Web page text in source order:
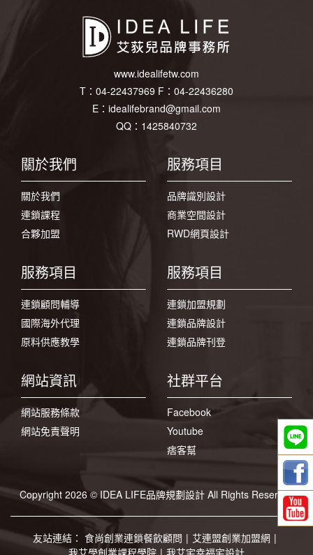
www.idealifetw.com
T： 04-22437969 F： 04-22436280
E： idealifebrand@gmail.com
QQ：1425840732
關於我們
關於我們
連鎖課程
合夥加盟
服務項目
品牌識別設計
商業空間設計
RWD網頁設計
服務項目
連鎖顧問輔導
國際海外代理
原料供應教學
服務項目
連鎖加盟規劃
連鎖品牌設計
連鎖品牌刊登
網站資訊
網站服務條款
網站免責聲明
社群平台
Facebook
Youtube
痞客幫
Copyright 2026 © IDEA LIFE品牌規劃設計 All Rights Reserved
友站連結： 食尚創業連鎖餐飲顧問 | 艾連盟創業加盟網 |
我艾學創業課程學院 | 我艾宅幸福宅設計